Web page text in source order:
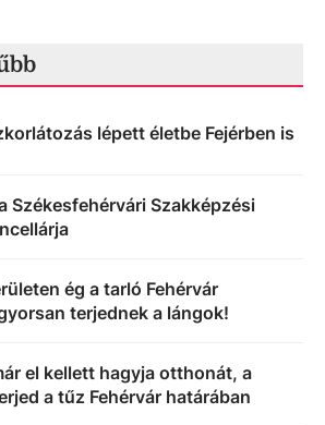
lépett életbe Fejérben is
Székesfehérvári Szakképzési
ég a tarló Fehérvár
terjednek a lángok!
el kellett hagyja otthonát, a
a tűz Fehérvár határában